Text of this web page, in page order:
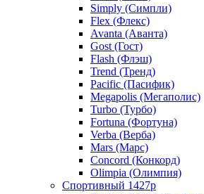
Simply (Симпли)
Flex (Флекс)
Avanta (Аванта)
Gost (Гост)
Flash (Флэш)
Trend (Тренд)
Pacific (Пасифик)
Megapolis (Мегаполис)
Turbo (Турбо)
Fortuna (Фортуна)
Verba (Верба)
Mars (Марс)
Concord (Конкорд)
Olimpia (Олимпия)
Спортивный 1427р